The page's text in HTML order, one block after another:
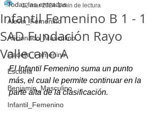
Todas las entradas
Alevin_Femenino
Aficionado_Masculino
Cadete_Femenino
Escuela
Benjamin_Masculino
Infantil_Femenino
Infantil Femenino B 1 - 1
SAD Fundación Rayo
Vallecano A
12 mar 2024 1 min de lectura
El Infantil Femenino suma un punto
más, el cual le permite continuar en la
parte alta de la clasificación.